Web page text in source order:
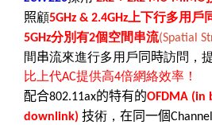
照顧5GHz & 2.4GHz 上下行多用戶
5GHz分別有2個空間串流(Spatial
間串流來進行多用戶 同時訪問，
比上代AC提供高4倍網絡效率！
配合802.11ax的特有的OFDMA (in
downlink) 技術， 在同一個